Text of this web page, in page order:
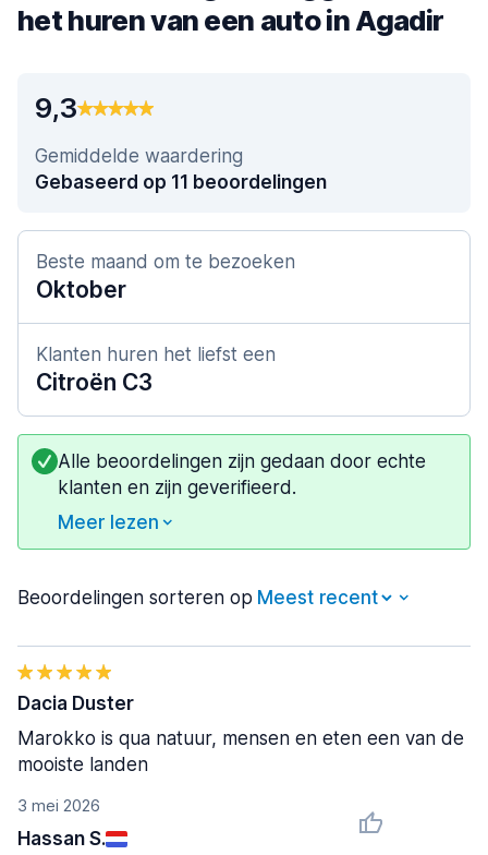
het huren van een auto in Agadir
9,3
Gemiddelde waardering
Gebaseerd op 11 beoordelingen
Beste maand om te bezoeken
Oktober
Klanten huren het liefst een
Citroën C3
Alle beoordelingen zijn gedaan door echte
klanten en zijn geverifieerd.
Meer lezen
Beoordelingen sorteren op
3 mei 2026
Hassan S.
Dacia Duster
Marokko is qua natuur, mensen en eten een van de
mooiste landen